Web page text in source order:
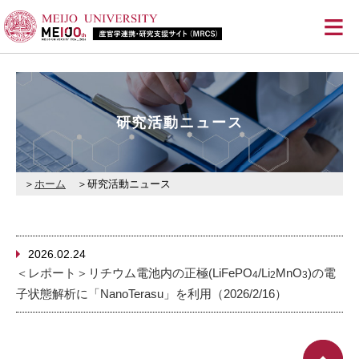
≡
研究活動ニュース
ホーム 研究活動ニュース
2026.02.24
＜レポート＞リチウム電池内の正極(LiFePO4/Li2MnO3)の電
子状態解析に「NanoTerasu」を利用（2026/2/16）